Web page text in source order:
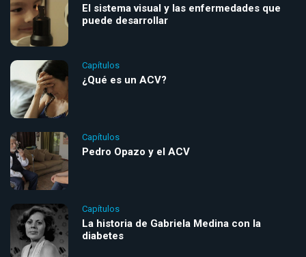
El sistema visual y las enfermedades que
puede desarrollar
Capítulos
¿Qué es un ACV?
Capítulos
Pedro Opazo y el ACV
Capítulos
La historia de Gabriela Medina con la
diabetes